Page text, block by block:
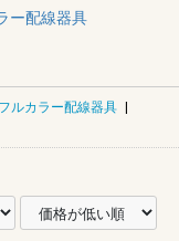
ー配線器具
フルカラー配線器具 |